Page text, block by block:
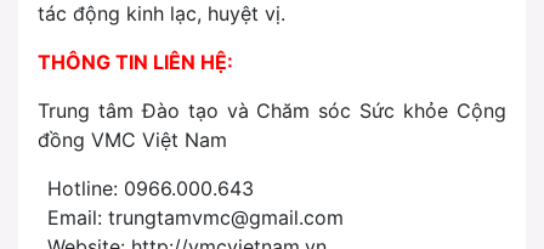
tác động kinh lạc, huyệt vị.
THÔNG TIN LIÊN HỆ:
Trung tâm Đào tạo và Chăm sóc Sức khỏe Cộng
đồng VMC Việt Nam
Hotline: 0966.000.643
Email: trungtamvmc@gmail.com